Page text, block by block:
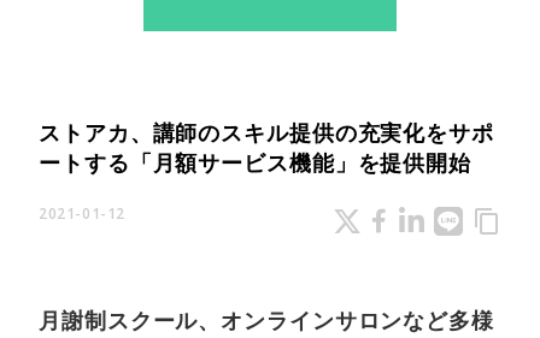
ストアカ、講師のスキル提供の充実化をサポ
ートする「月額サービス機能」を提供開始
2021-01-12 content_copy
月謝制スクール、オンラインサロンなど多様